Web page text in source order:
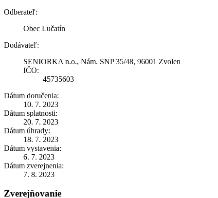
Odberateľ:
Obec Lučatín
Dodávateľ:
SENIORKA n.o., Nám. SNP 35/48, 96001 Zvolen
IČO:
45735603
Dátum doručenia:
10. 7. 2023
Dátum splatnosti:
20. 7. 2023
Dátum úhrady:
18. 7. 2023
Dátum vystavenia:
6. 7. 2023
Dátum zverejnenia:
7. 8. 2023
Zverejňovanie